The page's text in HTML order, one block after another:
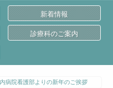
新着情報
診療科のご案内
病院看護部よりの新年のご挨拶